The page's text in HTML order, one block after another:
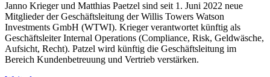
Janno Krieger und Matthias Paetzel sind seit 1. Juni 2022 neue
Mitglieder der Geschäftsleitung der Willis Towers Watson
Investments GmbH (WTWI). Krieger verantwortet künftig als
Geschäftsleiter Internal Operations (Compliance, Risk, Geldwäsche,
Aufsicht, Recht). Patzel wird künftig die Geschäftsleitung im
Bereich Kundenbetreuung und Vertrieb verstärken.